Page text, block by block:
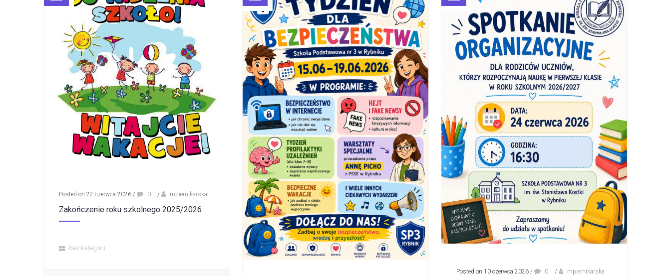
Posted on 22 czerwca 2026 / 0 / mpiernikarska
Zakończenie roku szkolnego 2025/2026
Bez kategorii
Posted on 10 czerwca 2026 / 0 / mpiernikarska